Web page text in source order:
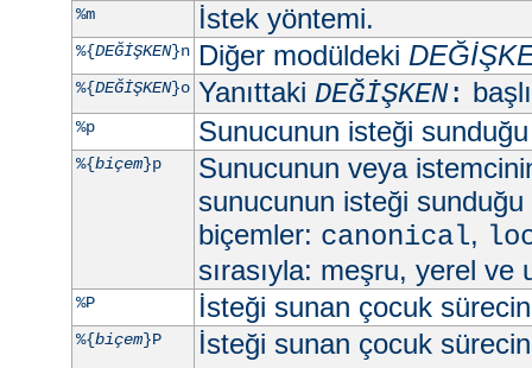
%m İstek yöntemi.
%{DEĞİŞKEN}n Diğer modüldeki
%{DEĞİŞKEN}o Yanıttaki DEĞİŞKEN:
%p Sunucunun isteği
%{biçem}p
Sunucunun veya
sunucunun isteği
biçemler: canonical,
sırasıyla: meşru, yerel ve
%P İsteği sunan çocuk
%{biçem}P
İsteği sunan çocuk